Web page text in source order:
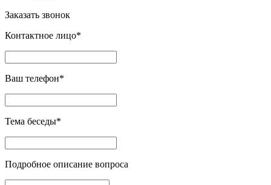
Заказать звонок
Контактное лицо*
Ваш телефон*
Тема беседы*
Подробное описание вопроса